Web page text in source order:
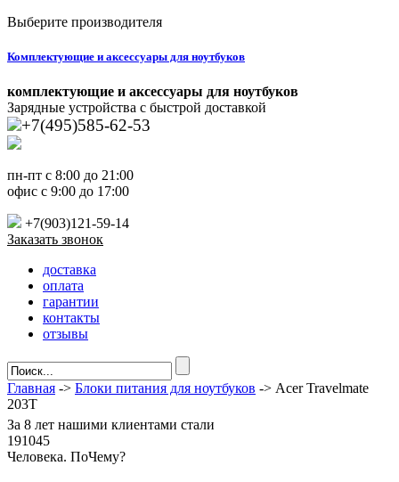
Выберите производителя
Комплектующие и аксессуары для ноутбуков
комплектующие и аксессуары для ноутбуков
Зарядные устройства с быстрой доставкой
+7(495)585-62-53
пн-пт с 8:00 до 21:00
офис с 9:00 до 17:00
+7(903)121-59-14
Заказать звонок
доставка
оплата
гарантии
контакты
отзывы
Главная -> Блоки питания для ноутбуков -> Acer Travelmate
203T
За 8 лет нашими клиентами стали
191045
Человека. ПоЧему?